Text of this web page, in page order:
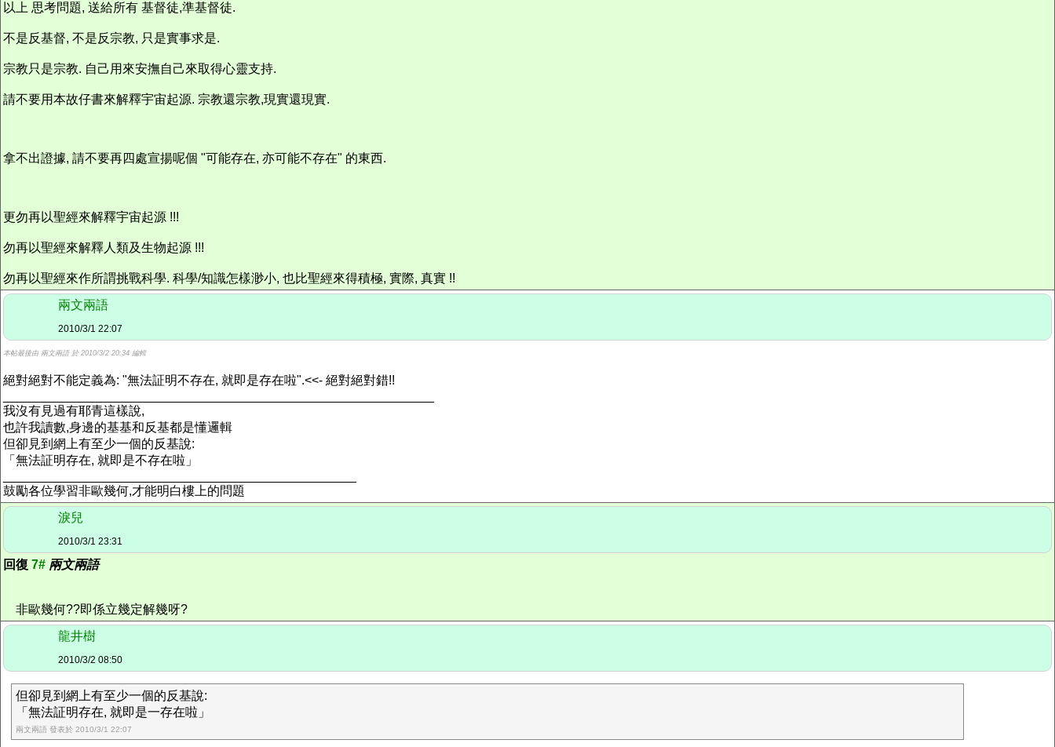
以上 思考問題, 送給所有 基督徒,準基督徒.
不是反基督, 不是反宗教, 只是實事求是.
宗教只是宗教. 自己用來安撫自己來取得心靈支持.
請不要用本故仔書來解釋宇宙起源. 宗教還宗教,現實還現實.
拿不出證據, 請不要再四處宣揚呢個 "可能存在, 亦可能不存在" 的東西.
更勿再以聖經來解釋宇宙起源 !!!
勿再以聖經來解釋人類及生物起源 !!!
勿再以聖經來作所謂挑戰科學. 科學/知識怎樣渺小, 也比聖經來得積極, 實際, 真實 !!
兩文兩語
2010/3/1 22:07
本帖最後由 兩文兩語 於 2010/3/2 20:34 編輯
絕對絕對不能定義為: "無法証明不存在, 就即是存在啦".<<- 絕對絕對錯!!
我沒有見過有耶青這樣說,
也許我讀數,身邊的基基和反基都是懂邏輯
但卻見到網上有至少一個的反基說:
「無法証明存在, 就即是不存在啦」
鼓勵各位學習非歐幾何,才能明白樓上的問題
淚兒
2010/3/1 23:31
回復 7# 兩文兩語
非歐幾何??即係立幾定解幾呀?
龍井樹
2010/3/2 08:50
但卻見到網上有至少一個的反基說:
「無法証明存在, 就即是一存在啦」
兩文兩語 發表於 2010/3/1 22:07